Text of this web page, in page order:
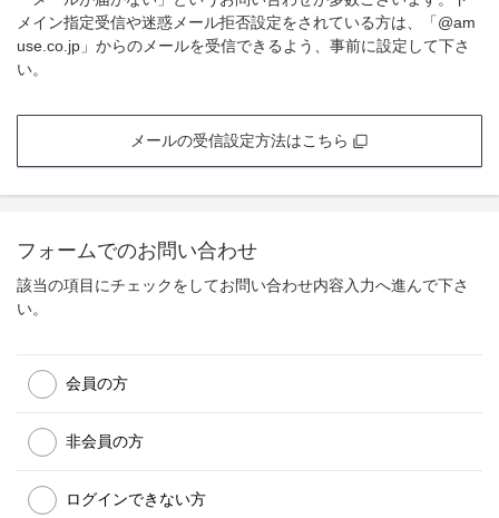
メイン指定受信や迷惑メール拒否設定をされている方は、「@am
use.co.jp」からのメールを受信できるよう、事前に設定して下さ
い。
メールの受信設定方法はこちら
フォームでのお問い合わせ
該当の項目にチェックをしてお問い合わせ内容入力へ進んで下さ
い。
会員の方
非会員の方
ログインできない方